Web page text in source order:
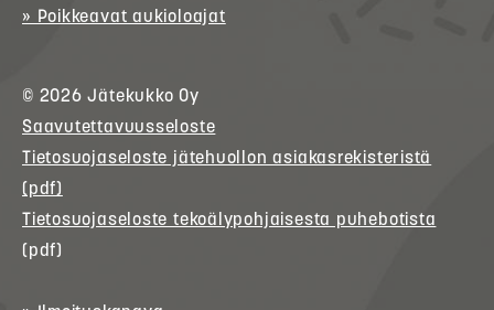
» Poikkeavat aukioloajat
© 2026Jätekukko Oy
Saavutettavuusseloste
Tietosuojaseloste jätehuollon asiakasrekisteristä
(pdf)
Tietosuojaseloste tekoälypohjaisesta puhebotista
(pdf)